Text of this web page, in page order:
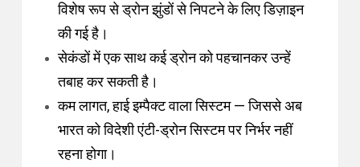
विशेष रूप से ड्रोन झुंडों से निपटने के लिए डिज़ाइन
की गई है।
सेकंडों में एक साथ कई ड्रोन को पहचानकर उन्हें
तबाह कर सकती है।
कम लागत, हाई इम्पैक्ट वाला सिस्टम — जिससे अब
भारत को विदेशी एंटी-ड्रोन सिस्टम पर निर्भर नहीं
रहना होगा।